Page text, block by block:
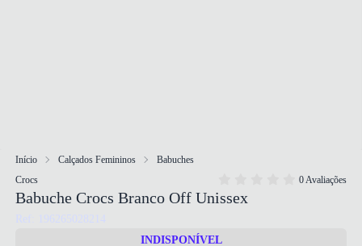
Início Calçados Femininos
Babuches
Crocs
0 Avaliações
Babuche Crocs Branco Off Unissex
Ref: 196265028214
INDISPONÍVEL